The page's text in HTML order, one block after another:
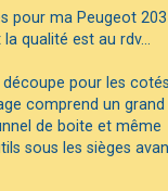
pour ma Peugeot
qualité est au rdv...
pour les
comprend un
de boite et même
sous les sièges